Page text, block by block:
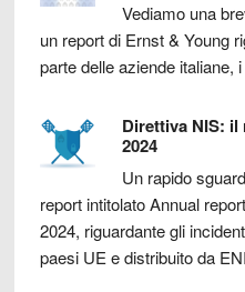
Vediamo una
un report di Ernst & Young
parte delle aziende italiane,
Direttiva NIS:
2024
Un rapido
report intitolato Annual
2024, riguardante gli
paesi UE e distribuito da